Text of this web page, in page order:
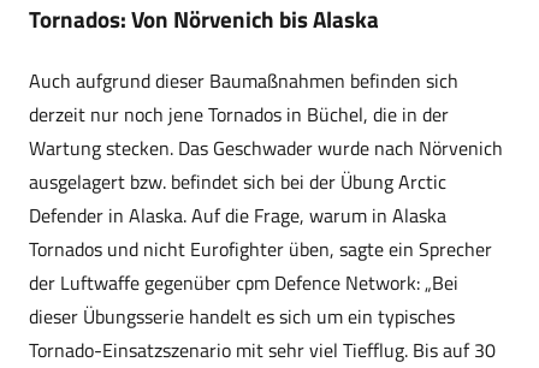
Tornados: Von Nörvenich bis Alaska
Auch aufgrund dieser Baumaßnahmen befinden sich
derzeit nur noch jene Tornados in Büchel, die in der
Wartung stecken. Das Geschwader wurde nach Nörvenich
ausgelagert bzw. befindet sich bei der Übung Arctic
Defender in Alaska. Auf die Frage, warum in Alaska
Tornados und nicht Eurofighter üben, sagte ein Sprecher
der Luftwaffe gegenüber cpm Defence Network: „Bei
dieser Übungsserie handelt es sich um ein typisches
Tornado-Einsatzszenario mit sehr viel Tiefflug. Bis auf 30